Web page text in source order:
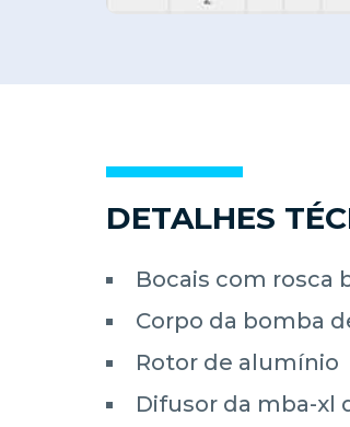
DETALHES
Bocais com rosca
Corpo da bomba
Rotor de alumínio
Difusor da mba-xl